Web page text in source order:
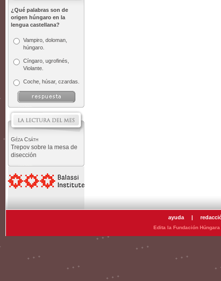
¿Qué palabras son de
origen húngaro en la
lengua castellana?
Vampiro, doloman,
húngaro.
Cíngaro, ugrofinés,
Violante.
Coche, húsar, czardas.
Géza Csáth
Trepov sobre la mesa de
disección
ayuda |
Edita la Fundación